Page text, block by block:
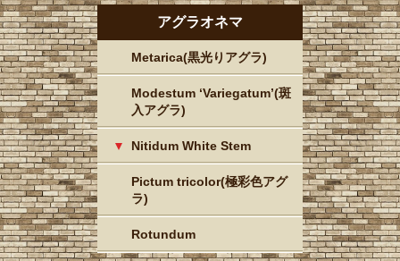
アグラオネマ
Metarica(黒光りアグラ)
Modestum ‘Variegatum’(斑
入アグラ)
Nitidum White Stem
Pictum tricolor(極彩色アグ
ラ)
Rotundum